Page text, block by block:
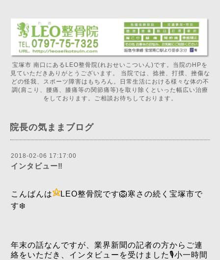
宝塚市 南口にあるLEO整骨院(れおせいこついん)です。当院のHPを
見ていただきありがとうございます。 当院では、捻挫、打撲、挫傷な
どの怪我、スポーツ障害はもちろん。日常生活における様々な体の不
調(肩こり、腰痛、膝痛等の関節痛等)を取り除くといった幅広い治療
をしております。ご相談お待ちしております。
院長の気ままブログ
2018-02-06 17:17:00
インタビュー‼️
こんばんは
LEO整骨院です🦁寒さの続く宝塚市で
す❄️
年末の話なんですが、業界新聞の記者の方からご連
絡をいただき、インタビューを受けました🎙小一時間